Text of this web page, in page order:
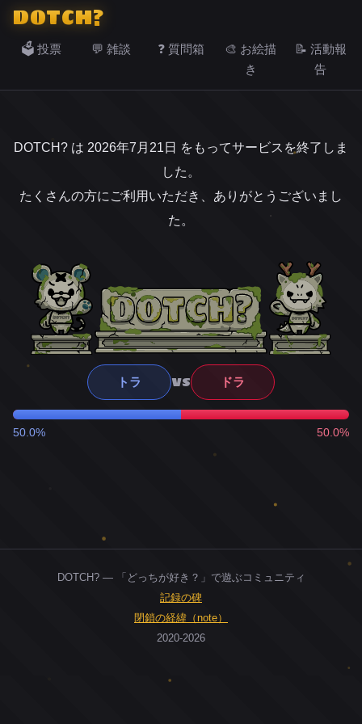
DOTCH?
🗳️ 投票 💬 雑談 ❓ 質問箱
🎨 お絵描
き
📝 活動報
告
DOTCH? は 2026年7月21日 をもってサービスを終了しま
した。
たくさんの方にご利用いただき、ありがとうございまし
た。
トラ VS ドラ
50.0% 50.0%
DOTCH? — 「どっちが好き？」で遊ぶコミュニティ
記録の碑
閉鎖の経緯（note）
2020-2026